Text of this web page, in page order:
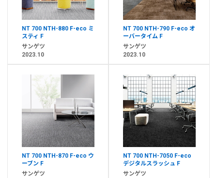
NT 700 NTH-880 F-eco ミ
スティ F
サンゲツ
2023.10
NT 700 NTH-790 F-eco オ
ーバータイム F
サンゲツ
2023.10
NT 700 NTH-870 F-eco ウ
ーブン F
サンゲツ
NT 700 NTH-7050 F-eco
デジタルスラッシュ F
サンゲツ